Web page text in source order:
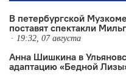
В петербургской
поставят спектакли
19:32, 07 августа
Анна Шишкина в
адаптацию «Бедной